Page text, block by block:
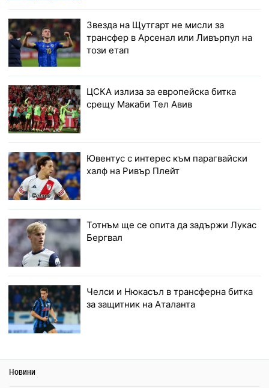
Звезда на Щутгарт не мисли за
трансфер в Арсенал или Ливърпул на
този етап
ЦСКА излиза за европейска битка
срещу Макаби Тел Авив
Ювентус с интерес към парагвайски
халф на Ривър Плейт
Тотнъм ще се опита да задържи Лукас
Бергвал
Челси и Нюкасъл в трансферна битка
за защитник на Аталанта
Новини